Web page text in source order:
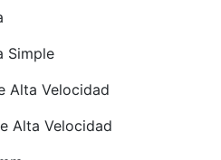
Simple
Alta Velocidad
Alta Velocidad